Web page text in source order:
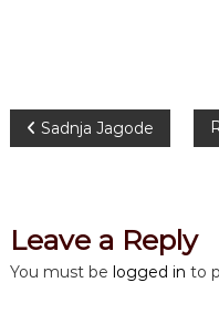
P
s
t
Sadnja Jagode
Leave a Reply
You must be logged in to